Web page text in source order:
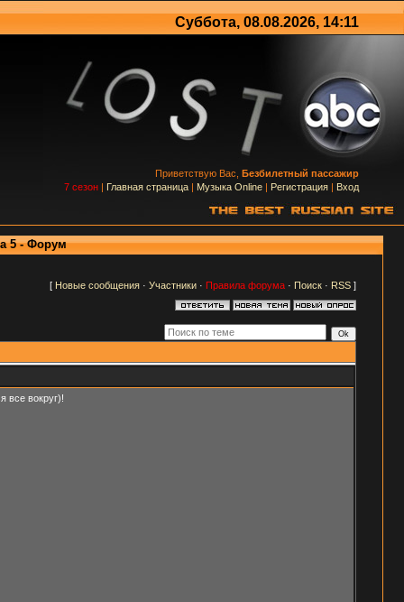
Суббота, 08.08.2026, 14:11
Приветствую Вас, Безбилетный пассажир
7 сезон | Главная страница | Музыка Online | Регистрация | Вход
5 - Форум
[ Новые сообщения· Участники· Правила форума· Поиск· RSS]
все вокруг)!